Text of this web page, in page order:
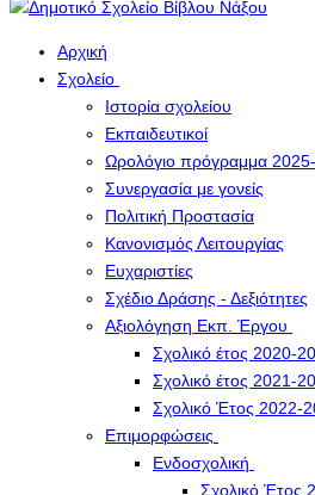
Αρχική
Σχολείο
Ιστορία σχολείου
Εκπαιδευτικοί
Ωρολόγιο πρόγραμμα
Συνεργασία με γονείς
Πολιτική Προστασία
Κανονισμός Λειτουργίας
Ευχαριστίες
Σχέδιο Δράσης - Δεξιότητες
Αξιολόγηση Εκπ. Έργου
Σχολικό έτος 2020-
Σχολικό έτος 2021-
Σχολικό Έτος 2022-
Επιμορφώσεις
Ενδοσχολική
Σχολικό Έτος